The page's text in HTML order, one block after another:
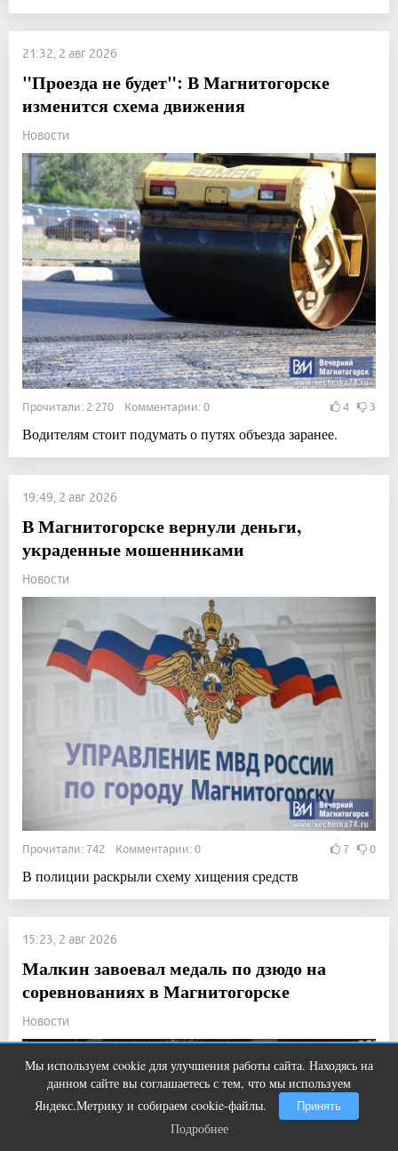
21:32, 2 авг 2026
"Проезда не будет": В Магнитогорске
изменится схема движения
Новости
Прочитали: 2 270 Комментарии: 0 4 3
Водителям стоит подумать о путях объезда заранее.
19:49, 2 авг 2026
В Магнитогорске вернули деньги,
украденные мошенниками
Новости
Прочитали: 742 Комментарии: 0 7 0
В полиции раскрыли схему хищения средств
15:23, 2 авг 2026
Малкин завоевал медаль по дзюдо на
соревнованиях в Магнитогорске
Новости
Мы используем cookie для улучшения работы сайта. Находясь на
данном сайте вы соглашаетесь с тем, что мы используем
Яндекс.Метрику и собираем cookie-файлы.
Принять
Подробнее
Ролик из Омска: вы будете смеяться
долго
Подробнее